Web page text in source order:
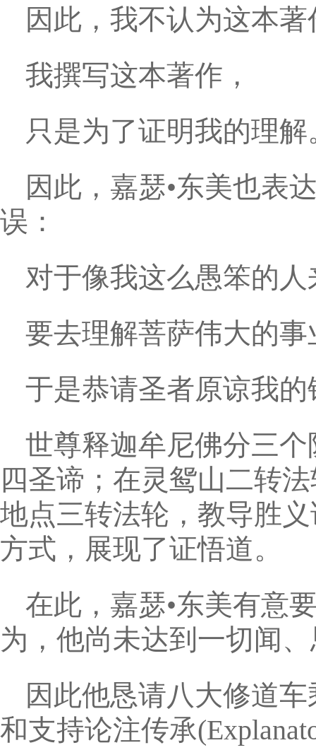
因此，我不认为这本
我撰写这本著作，
只是为了证明我的理解
因此，嘉瑟•东美也表
误：
对于像我这么愚笨的人
要去理解菩萨伟大的
于是恭请圣者原谅我
世尊释迦牟尼佛分三
四圣谛；在灵鸳山二转
地点三转法轮，教导胜
方式，展现了证悟道。
在此，嘉瑟•东美有意
为，他尚未达到一切闻
因此他恳请八大修道
和支持论注传承